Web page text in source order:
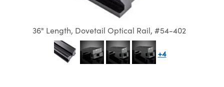
Components | SCHOTT 光
| 紅外線光學產品
| 雷射顯微鏡
Isolators | 晶體和隔離器
Cameras
Lighting |顯微鏡照明
Labs Cameras™ | Lucid Vision
| Pixelink 相機
Tools | 量測工具
Components | 主動光學元件
Processing
Tomography
and Production | 清倉實驗室
and Detection
and Production | 重新認證實
36" Length, Dovetail Optical Rail, #54-402
+4